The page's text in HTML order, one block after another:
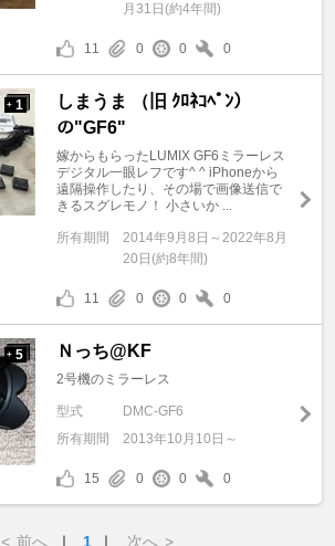
月31日(約4年間)
11 0 0 0
+ 1
しまうま （旧 ｸﾛﾈｺﾍﾟﾝ）
の"GF6"
嫁からもらったLUMIX GF6ミラーレス
デジタル一眼レフです^ ^ iPhoneから
遠隔操作したり、その場で画像送信で
きるスグレモノ！ 小さいか ...
所有期間
2014年9月8日～2022年8月
20日(約8年間)
11 0 0 0
+ 5 Ｎっち@KF
2号機のミラーレス
型式
DMC-GF6
所有期間
2013年10月10日～
15 0 0 0
< 前へ ｜ 1 ｜ 次へ >